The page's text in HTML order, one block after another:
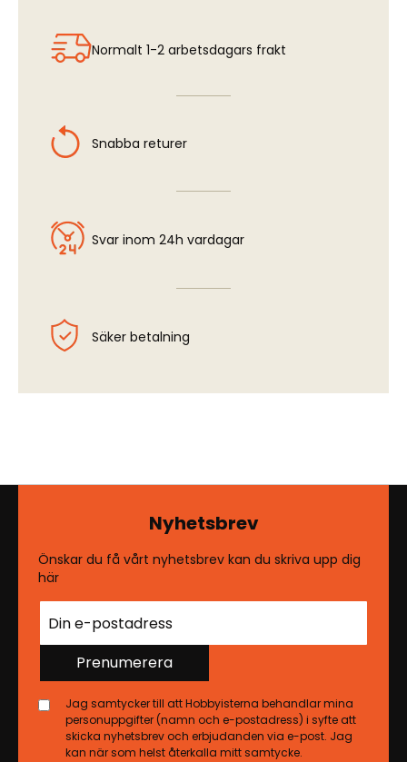
Normalt 1-2 arbetsdagars frakt
Snabba returer
Svar inom 24h vardagar
Säker betalning
Nyhetsbrev
Önskar du få vårt nyhetsbrev kan du skriva upp dig
här
Prenumerera
Jag samtycker till att Hobbyisterna behandlar mina
personuppgifter (namn och e-postadress) i syfte att
skicka nyhetsbrev och erbjudanden via e-post. Jag
kan när som helst återkalla mitt samtycke.